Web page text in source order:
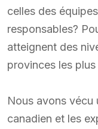
celles des
responsables?
atteignent des
provinces les
Nous avons vécu
canadien et les